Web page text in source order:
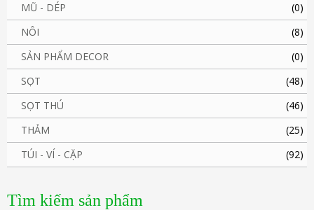
MŨ - DÉP
(0)
NÔI
(8)
SẢN PHẨM DECOR
(0)
SỌT
(48)
SỌT THÚ
(46)
THẢM
(25)
TÚI - VÍ - CẶP
(92)
Tìm kiếm sản phẩm